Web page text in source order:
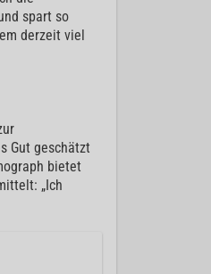
spart so
derzeit viel
Gut geschätzt
bietet
„Ich